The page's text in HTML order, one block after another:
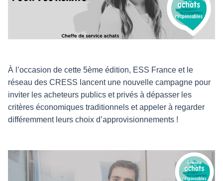
À l’occasion de cette 5ème édition, ESS France et le
réseau des CRESS lancent une nouvelle campagne pour
inviter les acheteurs publics et privés à dépasser les
critères économiques traditionnels et appeler à regarder
différemment leurs choix d’approvisionnements !